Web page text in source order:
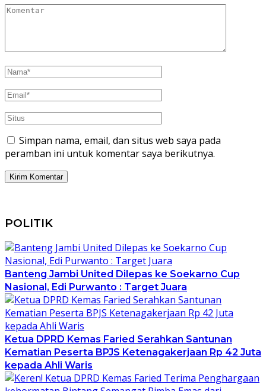
Simpan nama, email, dan situs web saya pada
peramban ini untuk komentar saya berikutnya.
POLITIK
Banteng Jambi United Dilepas ke Soekarno Cup
Nasional, Edi Purwanto : Target Juara
Ketua DPRD Kemas Faried Serahkan Santunan
Kematian Peserta BPJS Ketenagakerjaan Rp 42 Juta
kepada Ahli Waris